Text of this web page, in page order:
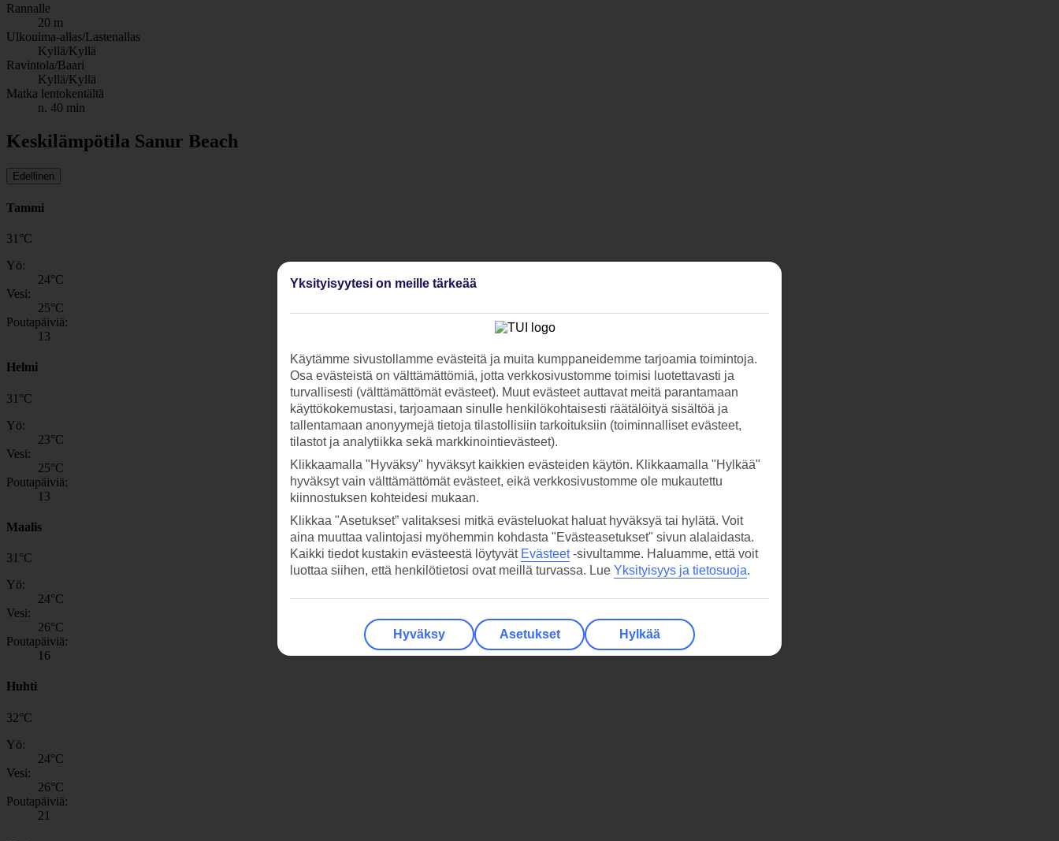
Rannalle
20 m
Ulkouima-allas/Lastenallas
Kyllä/Kyllä
Ravintola/Baari
Kyllä/Kyllä
Matka lentokentältä
n. 40 min
Keskilämpötila Sanur Beach
Edellinen
Tammi
31 °C
Yö:
24°C
Vesi:
25°C
Poutapäiviä:
13
Helmi
31 °C
Yö:
23°C
Vesi:
25°C
Poutapäiviä:
13
Maalis
31 °C
Yö:
24°C
Vesi:
26°C
Poutapäiviä:
16
Huhti
32°C
Yö:
24°C
Vesi:
26°C
Poutapäiviä:
21
Yksityisyytesi on meille tärkeää
Käytämme sivustollamme evästeitä ja muita kumppaneidemme tarjoamia toimintoja.
Osa evästeistä on välttämättömiä, jotta verkkosivustomme toimisi luotettavasti ja
turvallisesti (välttämättömät evästeet). Muut evästeet auttavat meitä parantamaan
käyttökokemustasi, tarjoamaan sinulle henkilökohtaisesti räätälöityä sisältöä ja
tallentamaan anonyymejä tietoja tilastollisiin tarkoituksiin (toiminnalliset evästeet,
tilastot ja analytiikka sekä markkinointievästeet).
Klikkaamalla "Hyväksy" hyväksyt kaikkien evästeiden käytön. Klikkaamalla "Hylkää"
hyväksyt vain välttämättömät evästeet, eikä verkkosivustomme ole mukautettu
kiinnostuksen kohteidesi mukaan.
Klikkaa "Asetukset” valitaksesi mitkä evästeluokat haluat hyväksyä tai hylätä. Voit
aina muuttaa valintojasi myöhemmin kohdasta "Evästeasetukset" sivun alalaidasta.
Kaikki tiedot kustakin evästeestä löytyvät Evästeet-sivultamme. Haluamme, että voit
luottaa siihen, että henkilötietosi ovat meillä turvassa. Lue Yksityisyys ja tietosuoja.
Hyväksy Asetukset Hylkää